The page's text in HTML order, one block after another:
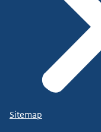
Sitemap